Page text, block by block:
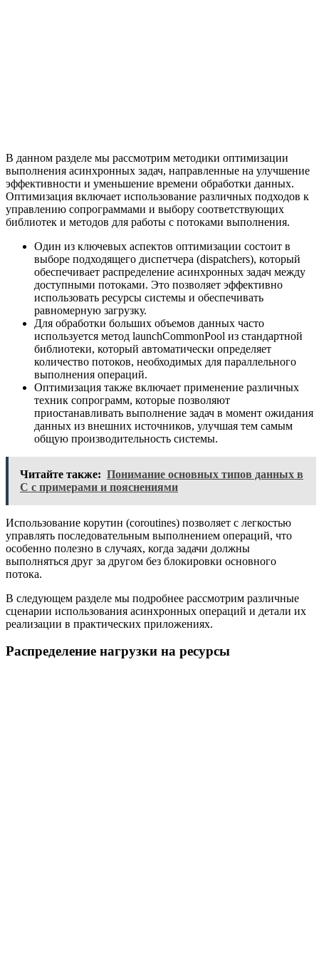
В данном разделе мы рассмотрим методики оптимизации
выполнения асинхронных задач, направленные на улучшение
эффективности и уменьшение времени обработки данных.
Оптимизация включает использование различных подходов к
управлению сопрограммами и выбору соответствующих
библиотек и методов для работы с потоками выполнения.
Один из ключевых аспектов оптимизации состоит в
выборе подходящего диспетчера (dispatchers), который
обеспечивает распределение асинхронных задач между
доступными потоками. Это позволяет эффективно
использовать ресурсы системы и обеспечивать
равномерную загрузку.
Для обработки больших объемов данных часто
используется метод launchCommonPool из стандартной
библиотеки, который автоматически определяет
количество потоков, необходимых для параллельного
выполнения операций.
Оптимизация также включает применение различных
техник сопрограмм, которые позволяют
приостанавливать выполнение задач в момент ожидания
данных из внешних источников, улучшая тем самым
общую производительность системы.
Читайте также: Понимание основных типов данных в
C с примерами и пояснениями
Использование корутин (coroutines) позволяет с легкостью
управлять последовательным выполнением операций, что
особенно полезно в случаях, когда задачи должны
выполняться друг за другом без блокировки основного
потока.
В следующем разделе мы подробнее рассмотрим различные
сценарии использования асинхронных операций и детали их
реализации в практических приложениях.
Распределение нагрузки на ресурсы